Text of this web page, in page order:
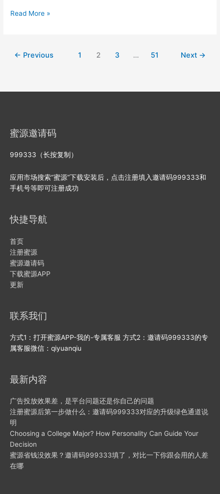
红
试
个
广
投
的
平
不
换
Read More »
← Previous 1 2 3 … 51 Next →
蜜源邀请码
999333（长按复制）
应用市场搜索“蜜源”下载安装后，点击注册填入邀请码999333和
手机号等即可注册成功
快捷导航
首页
注册蜜源
蜜源邀请码
下载蜜源APP
更新
联系我们
方式1：打开蜜源APP-我的-专属客服 方式2：邀请码999333的专
属客服微信：qiyuanqiu
最新内容
广告投放效果差，是平台问题还是你自己的问题
注册蜜源后第一步做什么：邀请码999333对应的升级绿色通道说
明
Choosing a College Major? How Personality Can Guide Your
Decision
蜜源省钱没效果？邀请码999333填了，对比一下你跟会用的人差
在哪